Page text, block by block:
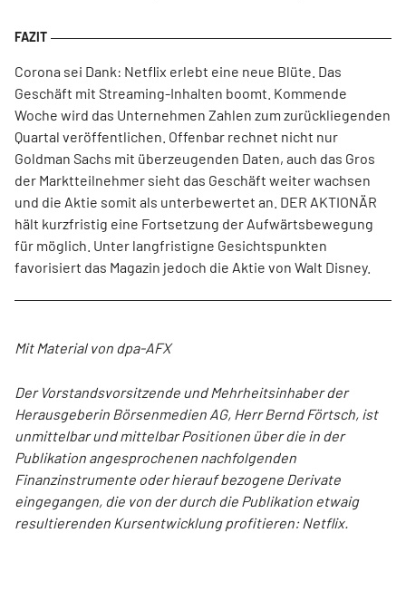
Corona sei Dank: Netflix erlebt eine neue Blüte. Das
Geschäft mit Streaming-Inhalten boomt. Kommende
Woche wird das Unternehmen Zahlen zum zurückliegenden
Quartal veröffentlichen. Offenbar rechnet nicht nur
Goldman Sachs mit überzeugenden Daten, auch das Gros
der Marktteilnehmer sieht das Geschäft weiter wachsen
und die Aktie somit als unterbewertet an. DER AKTIONÄR
hält kurzfristig eine Fortsetzung der Aufwärtsbewegung
für möglich. Unter langfristigne Gesichtspunkten
favorisiert das Magazin jedoch die Aktie von Walt Disney.
Mit Material von dpa-AFX
Der Vorstandsvorsitzende und Mehrheitsinhaber der
Herausgeberin Börsenmedien AG, Herr Bernd Förtsch, ist
unmittelbar und mittelbar Positionen über die in der
Publikation angesprochenen nachfolgenden
Finanzinstrumente oder hierauf bezogene Derivate
eingegangen, die von der durch die Publikation etwaig
resultierenden Kursentwicklung profitieren: Netflix.